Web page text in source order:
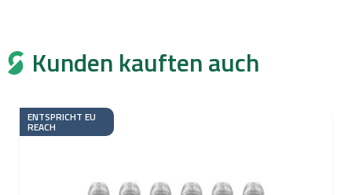
Kunden kauften auch
ENTSPRICHT EU
REACH